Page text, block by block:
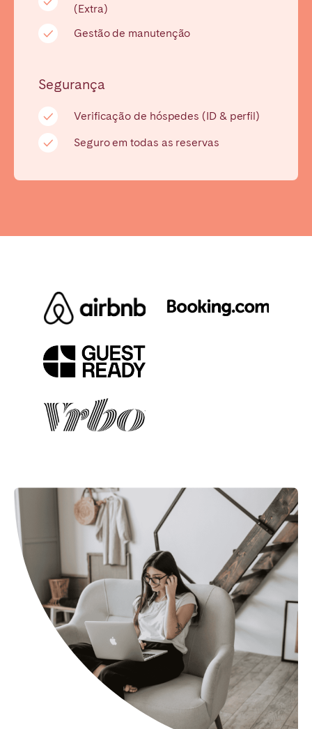
(Extra)
Gestão de manutenção
Segurança
Verificação de hóspedes (ID & perfil)
Seguro em todas as reservas
Porto
Viana do Castelo
AÇORES
Ponta Delgada
Ir para a página global